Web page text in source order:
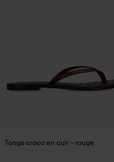
Tongs croco en cuir - rouge